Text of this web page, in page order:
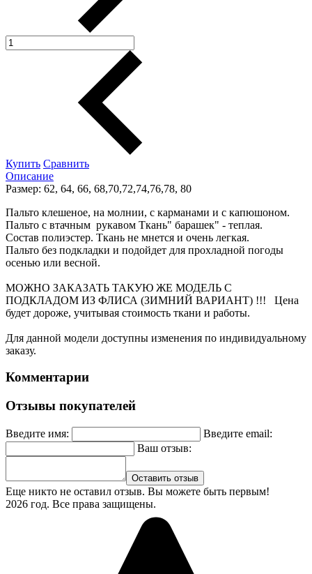
Купить Сравнить
Описание
Размер: 62, 64, 66, 68,70,72,74,76,78, 80
Пальто клешеное, на молнии, с карманами и с капюшоном.
Пальто с втачным рукавом Ткань" барашек" - теплая.
Состав полиэстер. Ткань не мнется и очень легкая.
Пальто без подкладки и подойдет для прохладной погоды
осенью или весной.
МОЖНО ЗАКАЗАТЬ ТАКУЮ ЖЕ МОДЕЛЬ С
ПОДКЛАДОМ ИЗ ФЛИСА (ЗИМНИЙ ВАРИАНТ) !!! Цена
будет дороже, учитывая стоимость ткани и работы.
Для данной модели доступны изменения по индивидуальному
заказу.
Комментарии
Отзывы покупателей
Введите имя:
Введите email:
Ваш отзыв:
Оставить отзыв
Еще никто не оставил отзыв. Вы можете быть первым!
2026 год. Все права защищены.